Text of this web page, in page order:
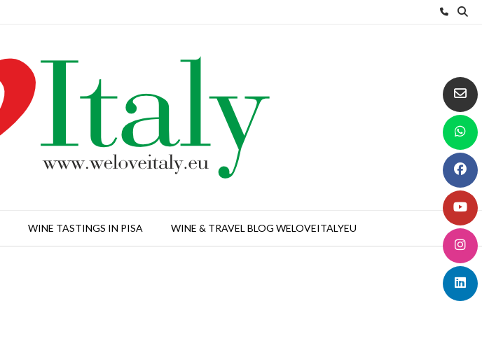
WINE TASTINGS IN PISA WINE & TRAVEL BLOG WELOVEITALYEU